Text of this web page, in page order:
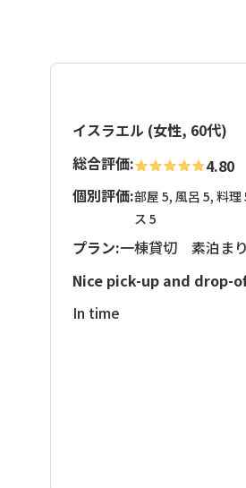
イスラエル (女性, 60代)
総合評価:
4.80
個別評価:部屋 5, 風呂 5, 料
ス 5
プラン:一棟貸切 素泊ま
Nice pick-up and drop-
In time